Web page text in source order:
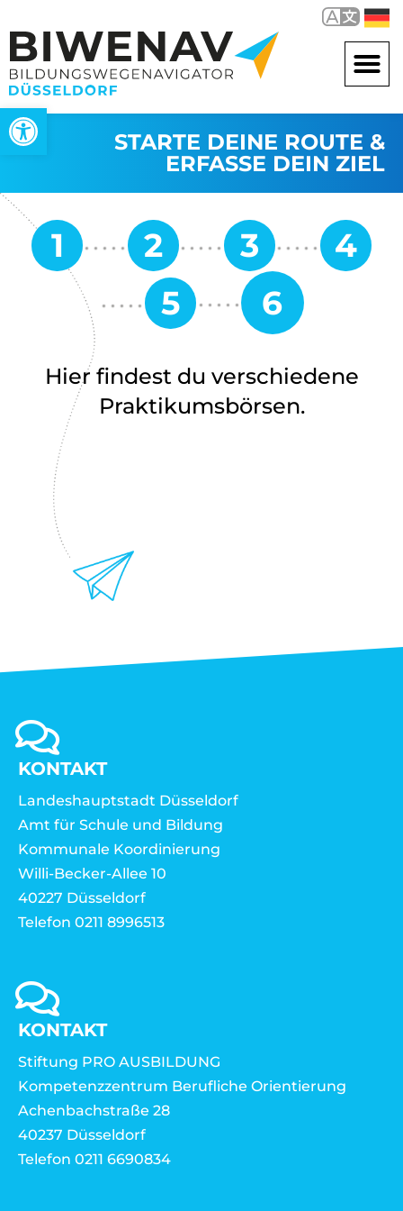
Open toolbar
STARTE DEINE ROUTE &
ERFASSE DEIN ZIEL
Hier findest du verschiedene
Praktikumsbörsen.
KONTAKT
Landeshauptstadt Düsseldorf
Amt für Schule und Bildung
Kommunale Koordinierung
Willi-Becker-Allee 10
40227 Düsseldorf
Telefon 0211 8996513
KONTAKT
Stiftung PRO AUSBILDUNG
Kompetenzzentrum Berufliche Orientierung
Achenbachstraße 28
40237 Düsseldorf
Telefon 0211 6690834